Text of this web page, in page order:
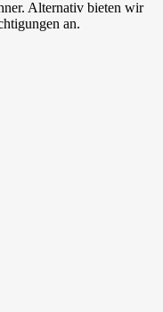
Alternativ bieten wir
an.